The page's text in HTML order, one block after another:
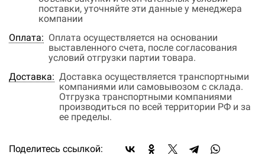
поставки, уточняйте эти данные у менеджера
компании
Оплата: Оплата осуществляется на основании
выставленного счета, после согласования
условий отгрузки партии товара.
Доставка: Доставка осуществляется транспортными
компаниями или самовывозом с склада.
Отгрузка транспортными компаниями
производиться по всей территории РФ и за
ее пределы.
Поделитесь ссылкой: